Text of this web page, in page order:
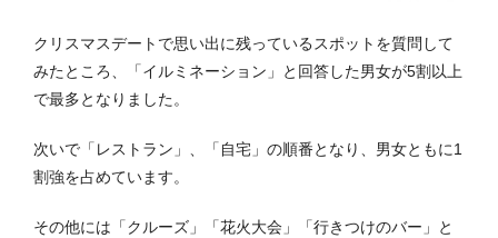
クリスマスデートで思い出に残っているスポットを質問して
みたところ、「イルミネーション」と回答した男女が5割以上
で最多となりました。
次いで「レストラン」、「自宅」の順番となり、男女ともに1
割強を占めています。
その他には「クルーズ」「花火大会」「行きつけのバー」と